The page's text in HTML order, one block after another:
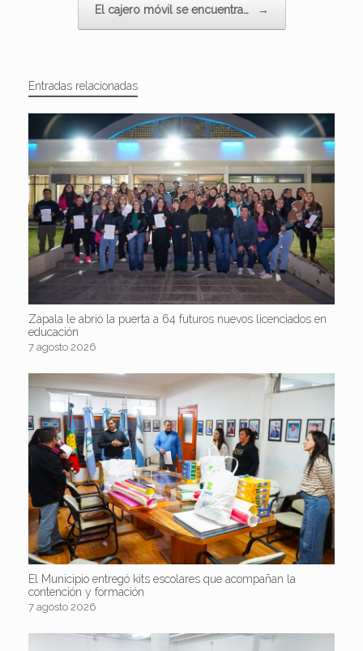
El cajero móvil se encuentra… →
Entradas relacionadas
Zapala le abrió la puerta a 64 futuros nuevos licenciados en
educación
7 agosto 2026
El Municipio entregó kits escolares que acompañan la
contención y formación
7 agosto 2026